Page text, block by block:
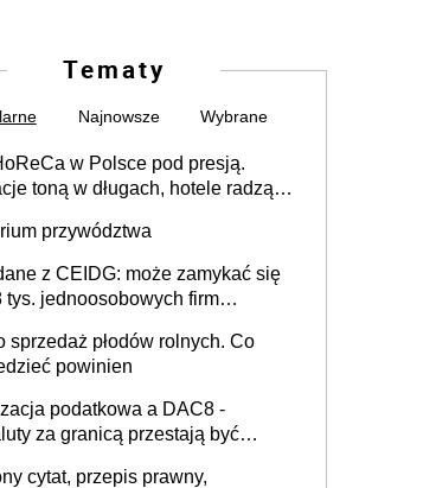
Tematy
Najnowsze Wybrane
w Polsce pod presją.
toną w długach, hotele radzą
przywództwa
z CEIDG: może zamykać się
tys. jednoosobowych firm
sprzedaż płodów rolnych. Co
powinien
podatkowa a DAC8 -
za granicą przestają być
cytat, przepis prawny,